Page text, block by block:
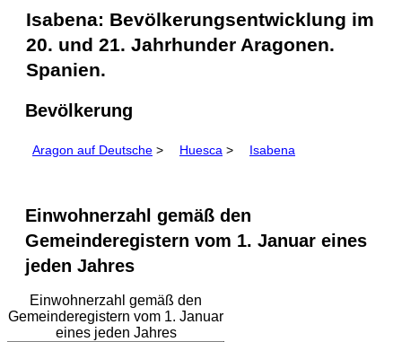
Isabena: Bevölkerungsentwicklung im
20. und 21. Jahrhunder Aragonen.
Spanien.
Bevölkerung
Aragon auf Deutsche > Huesca > Isabena
Einwohnerzahl gemäß den
Gemeinderegistern vom 1. Januar eines
jeden Jahres
Einwohnerzahl gemäß den
Gemeinderegistern vom 1. Januar
eines jeden Jahres